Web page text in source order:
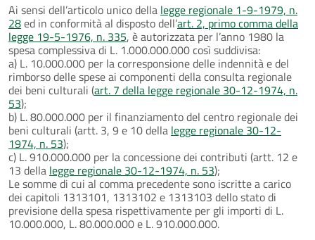
Ai sensi dell’articolo unico della legge regionale 1-9-1979, n.
28ed in conformità al disposto dell’art. 2, primo comma della
legge 19-5-1976, n. 335, è autorizzata per l’anno 1980 la
spesa complessiva di L. 1.000.000.000 così suddivisa:
a) L. 10.000.000 per la corresponsione delle indennità e del
rimborso delle spese ai componenti della consulta regionale
dei beni culturali (art. 7 della legge regionale 30-12-1974, n.
53);
b) L. 80.000.000 per il finanziamento del centro regionale dei
beni culturali (artt. 3, 9 e 10 della legge regionale 30-12-
1974, n. 53);
c) L. 910.000.000 per la concessione dei contributi (artt. 12 e
13 della legge regionale 30-12-1974, n. 53);
Le somme di cui al comma precedente sono iscritte a carico
dei capitoli 1313101, 1313102 e 1313103 dello stato di
previsione della spesa rispettivamente per gli importi di L.
10.000.000, L. 80.000.000 e L. 910.000.000.